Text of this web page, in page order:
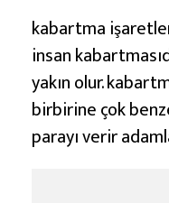
kabartma
insan
yakın olur.
birbirine çok
parayı verir